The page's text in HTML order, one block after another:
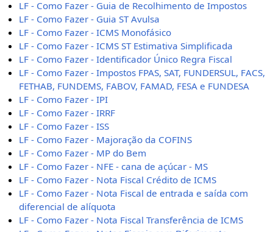
LF - Como Fazer - Guia de Recolhimento de Impostos
LF - Como Fazer - Guia ST Avulsa
LF - Como Fazer - ICMS Monofásico
LF - Como Fazer - ICMS ST Estimativa Simplificada
LF - Como Fazer - Identificador Único Regra Fiscal
LF - Como Fazer - Impostos FPAS, SAT, FUNDERSUL, FACS,
FETHAB, FUNDEMS, FABOV, FAMAD, FESA e FUNDESA
LF - Como Fazer - IPI
LF - Como Fazer - IRRF
LF - Como Fazer - ISS
LF - Como Fazer - Majoração da COFINS
LF - Como Fazer - MP do Bem
LF - Como Fazer - NFE - cana de açúcar - MS
LF - Como Fazer - Nota Fiscal Crédito de ICMS
LF - Como Fazer - Nota Fiscal de entrada e saída com
diferencial de alíquota
LF - Como Fazer - Nota Fiscal Transferência de ICMS